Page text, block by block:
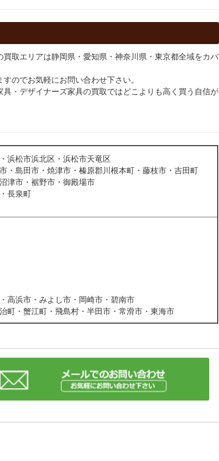
取エリアは静岡県・愛知県・神奈川県・東京都全域をカバ
のでお気軽にお問い合わせ下さい。
・デザイナーズ家具の買取ではどこよりも高く買う自信が
浜松市浜北区・浜松市天竜区
・島田市・焼津市・榛原郡川根本町・藤枝市・吉田町
津市・裾野市・御殿場市
長泉町
高浜市・みよし市・岡崎市・碧南市
町・蟹江町・飛島村・半田市・常滑市・東海市